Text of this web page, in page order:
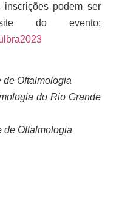
podem ser
do evento:
de Oftalmologia
do Rio Grande
de Oftalmologia